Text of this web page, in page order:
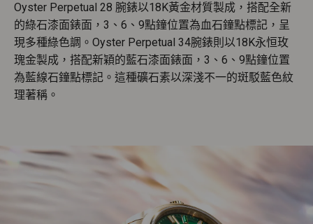
Oyster Perpetual 28 腕錶以18K黃金材質製成，搭配全新
的綠石漆面錶面，3、6、9點鐘位置為血石鐘點標記，呈
現多種綠色調。Oyster Perpetual 34腕錶則以18K永恒玫
瑰金製成，搭配新穎的藍石漆面錶面，3、6、9點鐘位置
為藍線石鐘點標記。這種礦石素以深淺不一的斑駁藍色紋
理著稱。